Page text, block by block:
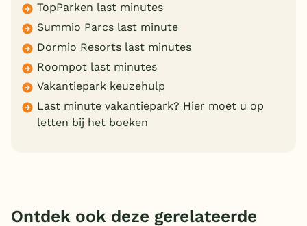
TopParken last minutes
Summio Parcs last minute
Dormio Resorts last minutes
Roompot last minutes
Vakantiepark keuzehulp
Last minute vakantiepark? Hier moet u op
letten bij het boeken
Ontdek ook deze gerelateerde